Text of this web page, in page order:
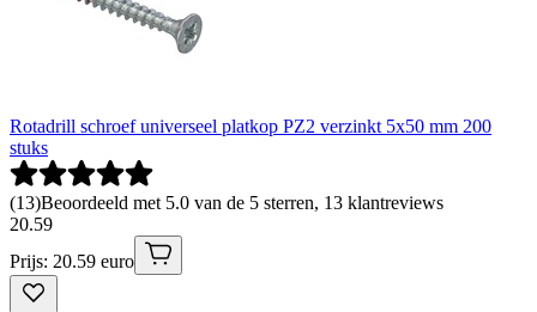
Rotadrill schroef universeel platkop PZ2 verzinkt 5x50 mm 200
stuks
(13)Beoordeeld met 5.0 van de 5 sterren, 13 klantreviews
20.59
Prijs: 20.59 euro